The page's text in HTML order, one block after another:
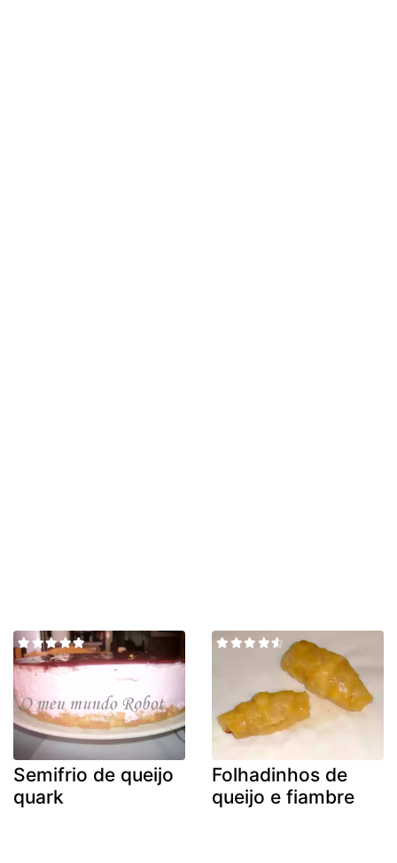
Semifrio de queijo
quark
Folhadinhos de
queijo e fiambre